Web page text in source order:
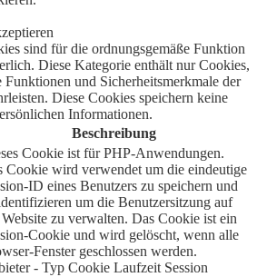
sind für die ordnungsgemäße Funktion
Diese Kategorie enthält nur Cookies,
Funktionen und Sicherheitsmerkmale der
Diese Cookies speichern keine
Informationen.
Beschreibung
Cookie ist für PHP-Anwendungen.
Cookie wird verwendet um die eindeutige
ID eines Benutzers zu speichern und
um die Benutzersitzung auf
zu verwalten. Das Cookie ist ein
Cookie und wird gelöscht, wenn alle
Fenster geschlossen werden.
- Typ Cookie Laufzeit Session